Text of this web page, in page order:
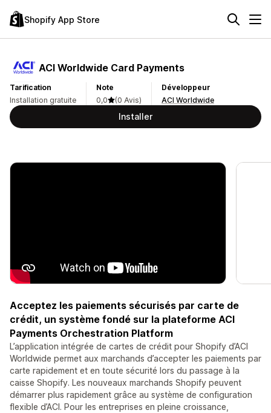
Shopify App Store
ACI Worldwide Card Payments
Tarification
Installation gratuite
Note
0,0
(0 Avis)
Développeur
ACI Worldwide
Installer
Acceptez les paiements sécurisés par carte de
crédit, un système fondé sur la plateforme ACI
Payments Orchestration Platform
L’application intégrée de cartes de crédit pour Shopify d’ACI
Worldwide permet aux marchands d’accepter les paiements par
carte rapidement et en toute sécurité lors du passage à la
caisse Shopify. Les nouveaux marchands Shopify peuvent
démarrer plus rapidement grâce au système de configuration
flexible d’ACI. Pour les entreprises en pleine croissance,